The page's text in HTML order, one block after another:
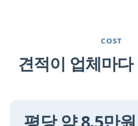
COST
견적이 업체마